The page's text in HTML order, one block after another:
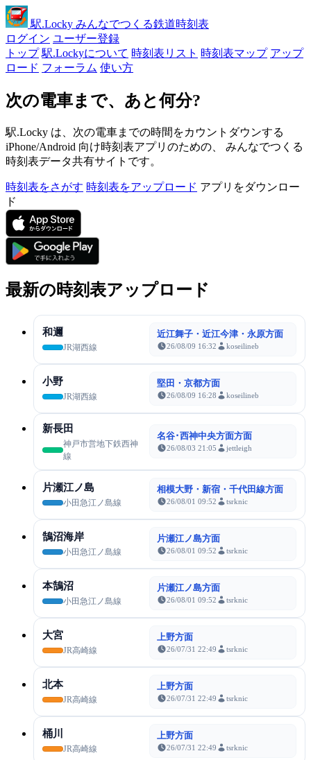
駅.Locky みんなでつくる鉄道時刻表
ログイン ユーザー登録
トップ 駅.Lockyについて 時刻表リスト 時刻表マップ アップ
ロード フォーラム 使い方
次の電車まで、あと何分?
駅.Locky は、次の電車までの時間をカウントダウンする
iPhone/Android 向け時刻表アプリのための、 みんなでつくる
時刻表データ共有サイトです。
時刻表をさがす 時刻表をアップロード アプリをダウンロー
ド
最新の時刻表アップロード
和邇
JR湖西線
近江舞子・近江今津・永原方面
26/08/09 16:32 koseilineb
小野
JR湖西線
堅田・京都方面
26/08/09 16:28 koseilineb
新長田
神戸市営地下鉄西神
線
名谷･西神中央方面方面
26/08/03 21:05 jettleigh
片瀬江ノ島
小田急江ノ島線
相模大野・新宿・千代田線方面
26/08/01 09:52 tsrknic
鵠沼海岸
小田急江ノ島線
片瀬江ノ島方面
26/08/01 09:52 tsrknic
本鵠沼
小田急江ノ島線
片瀬江ノ島方面
26/08/01 09:52 tsrknic
大宮
JR高崎線
上野方面
26/07/31 22:49 tsrknic
北本
JR高崎線
上野方面
26/07/31 22:49 tsrknic
桶川
JR高崎線
上野方面
26/07/31 22:49 tsrknic